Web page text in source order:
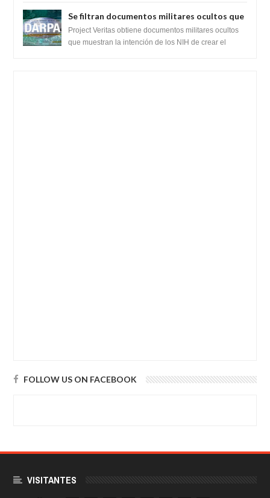
Se filtran documentos militares ocultos que
muestran la intención de los NIH de crear el
SARS-CoV-2, utilizando la investigación de
Project Veritas obtiene documentos militares ocultos
que muestran la intención de los NIH de crear el
FOLLOW US ON FACEBOOK
VISITANTES